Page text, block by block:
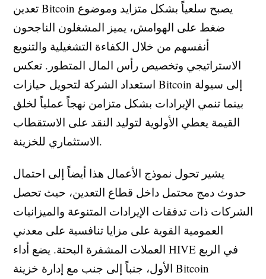
تعدين Bitcoin يصبح سلعياً بشكل متزايد وموضوع
ضغط على الهوامش، يميز المشغلون الناجحون
أنفسهم من خلال الكفاءة التشغيلية والتنويع
الاستراتيجي وتخصيص رأس المال المتطور. تعكس
استعداد الشركة لتحويل حيازات Bitcoin إلى سيولة
بينما تنمي الإيرادات بشكل متزامن نهجاً عملياً لخلق
القيمة يعطي الأولوية لتوليد النقد على الاستقطاب
الاستثماري للخزينة.
يشير تحول نموذج الأعمال هذا أيضاً إلى احتمال
حدوث دمج محتمل داخل قطاع التعدين، حيث تحصل
الشركات ذات تدفقات الإيرادات المتنوعة والميزانيات
العمومية القوية على مزايا تنافسية على معدني
العملات المشفرة البحتة. يضع أداء HIVE في الربع
الأول، جنباً إلى جنب مع إدارة خزينة Bitcoin